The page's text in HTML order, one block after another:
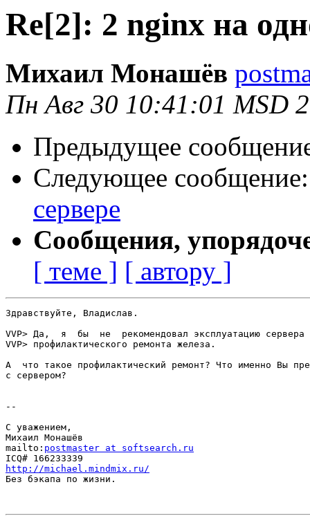
Re[2]: 2 nginx на
Михаил Монашёв
Пн Авг 30 10:41:01 MSD
Предыдущее
Следующее
сервере
Сообщения,
[ теме ] [ автору ]
Здравствуйте, Владислав.
VVP> Да,  я  бы  не  рекомендовал эксплуатацию сервера
VVP> профилактического ремонта железа.
А  что такое профилактический ремонт? Что именно Вы
с сервером?
--
С уважением,
Михаил Монашёв
mailto: postmaster at softsearch.ru
http://michael.mindmix.ru/
Без бэкапа по жизни.